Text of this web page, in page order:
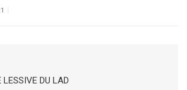
LESSIVE DU LAD